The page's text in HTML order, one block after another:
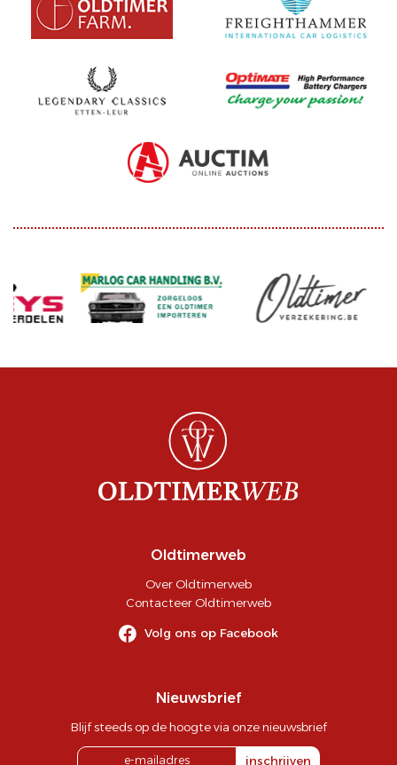
Oldtimerweb
Over Oldtimerweb
Contacteer Oldtimerweb
Volg ons op Facebook
Nieuwsbrief
Blijf steeds op de hoogte via onze nieuwsbrief
inschrijven